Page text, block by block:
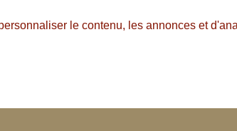
le contenu, les annonces et